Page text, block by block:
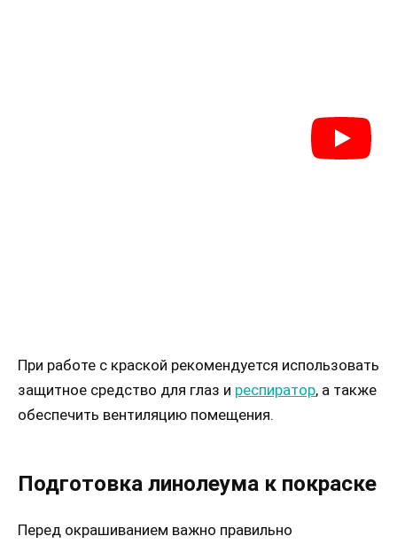
При работе с краской рекомендуется использовать
защитное средство для глаз и респиратор, а также
обеспечить вентиляцию помещения.
Подготовка линолеума к покраске
Перед окрашиванием важно правильно